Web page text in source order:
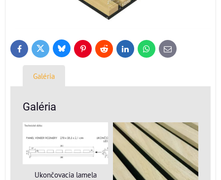
FacebookTwitter BlueskyPinterestReddit LinkedInWhatsApp
E-
mail
Galéria
Galéria
Ukončovacia lamela